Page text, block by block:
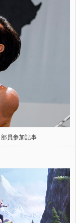
部員参加記事